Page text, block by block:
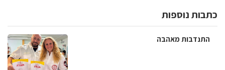
כתבות נוספות
התנדבות מאהבה